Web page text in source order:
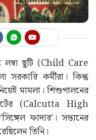
লম্বা ছুটি (Child Care
কর্মীরা। কিন্তু
মামলা। শিশুপালনের
(Calcutta High
ফাদার’। সন্তানের
তিনি।